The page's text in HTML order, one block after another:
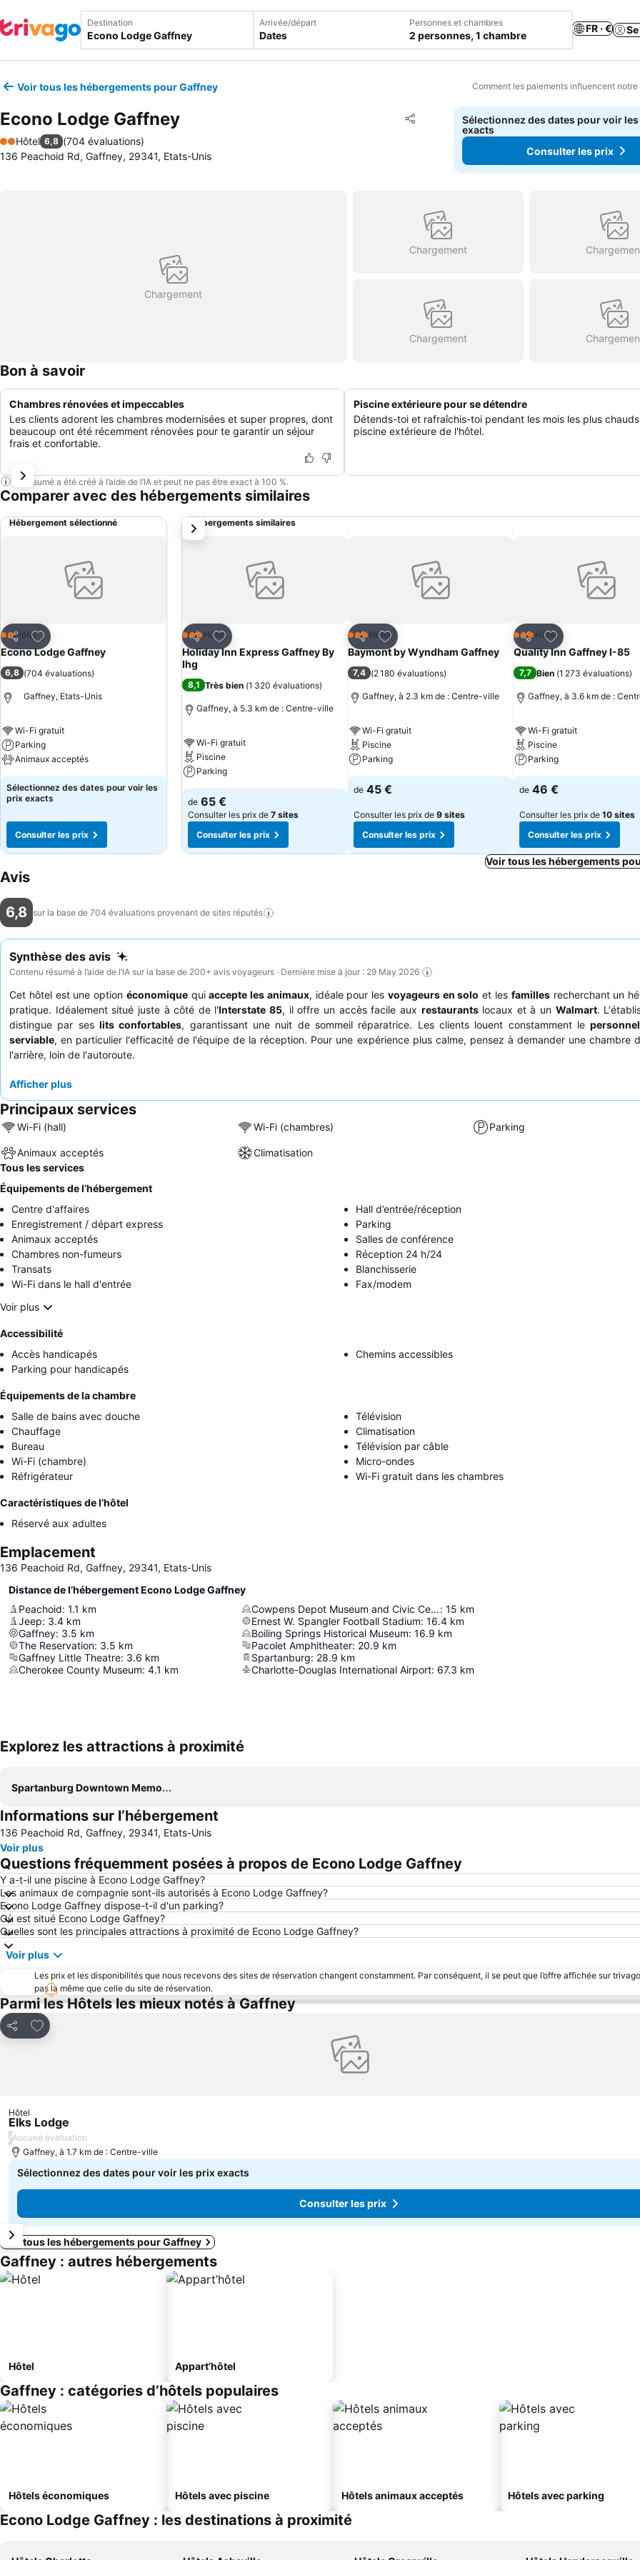
Destination Arrivée/départ
Dates
Personnes et chambres
2 personnes, 1 chambre
FR · €
Voir tous les hébergements pour Gaffney Comment les paiements influencent
Econo Lodge Gaffney Partager
Ajouter à mes favoris
2 Étoiles
Hôtel 6,8 (704 évaluations)
136 Peachoid Rd, Gaffney, 29341, Etats-Unis
Sélectionnez des dates pour voir
exacts
Consulter les prix
Chargement
Chargement
Chargement
Bon à savoir
Chambres rénovées et impeccables
Les clients adorent les chambres modernisées et super propres, dont
beaucoup ont été récemment rénovées pour te garantir un séjour
frais et confortable.
Piscine extérieure pour se détendre
Détends-toi et rafraîchis-toi pendant les mois les plus
piscine extérieure de l'hôtel.
Ce résumé a été créé à l’aide de l’IA et peut ne pas être exact à 100 %.
Comparer avec des hébergements similaires
Hébergement sélectionné
Partager
Ajouter à mes favoris
2 Étoiles
Hôtel
Econo Lodge Gaffney
6,8 (704 évaluations)
Gaffney, Etats-Unis
Wi-Fi gratuit
Parking
Animaux acceptés
Sélectionnez des dates pour voir les
prix exacts
Consulter les prix
Hébergements similaires
Partager
Ajouter à mes favoris
3 ÉtoilesHôtel
Holiday Inn Express Gaffney By
Ihg
8,1 Très bien (1 320 évaluations)
Gaffney, à 5.3 km de : Centre-ville
Wi-Fi gratuit
Piscine
Parking
de 65 €
Consulter les prix de 7 sites
Consulter les prix
Partager
Ajouter à mes favoris
3 ÉtoilesHôtel
Baymont by Wyndham Gaffney
7,4 (2 180 évaluations)
Gaffney, à 2.3 km de : Centre-ville
Wi-Fi gratuit
Piscine
Parking
de 45 €
Consulter les prix de 9 sites
Consulter les prix
Partager
Ajouter à mes
3 ÉtoilesHôtel
Quality Inn Gaffney I-85
7,7 Bien (1 273 évaluations)
Gaffney, à 3.6 km de :
Wi-Fi gratuit
Piscine
Parking
de 46 €
Consulter les prix de 10 sites
Consulter les prix
suivant
Voir tous les hébergements
Avis
6,8 sur la base de 704 évaluations provenant de sites réputés
Synthèse des avis
Contenu résumé à l’aide de l’IA sur la base de 200+ avis voyageurs · Dernière mise à jour : 29 May 2026
Cet hôtel est une option économiquequiaccepte les animaux, idéale pour les voyageurs en solo et les famillesrecherchant un
pratique. Idéalement situé juste à côté de l'Interstate 85, il offre un accès facile aux restaurantslocaux et à un Walmart.
distingue par ses lits confortables, garantissant une nuit de sommeil réparatrice. Les clients louent constamment le
serviable, en particulier l'efficacité de l'équipe de la réception. Pour une expérience plus calme, pensez à demander une chambre
l'arrière, loin de l'autoroute.
Afficher plus
Principaux services
Wi-Fi (hall) Wi-Fi (chambres) Parking
Animaux acceptés
Climatisation
Tous les services
Équipements de l’hébergement
Centre d'affaires
Hall d’entrée/réception
Enregistrement / départ express
Parking
Animaux acceptés
Salles de conférence
Chambres non-fumeurs
Réception 24 h/24
Transats
Blanchisserie
Wi-Fi dans le hall d'entrée
Fax/modem
Voir plus
Accessibilité
Accès handicapés
Chemins accessibles
Parking pour handicapés
Équipements de la chambre
Salle de bains avec douche
Télévision
Chauffage
Climatisation
Bureau
Télévision par câble
Wi-Fi (chambre)
Micro-ondes
Réfrigérateur
Wi-Fi gratuit dans les chambres
Caractéristiques de l’hôtel
Réservé aux adultes
Emplacement
136 Peachoid Rd, Gaffney, 29341, Etats-Unis
Distance de l’hébergement Econo Lodge Gaffney
Peachoid: 1.1 km
Jeep: 3.4 km
Gaffney: 3.5 km
The Reservation: 3.5 km
Gaffney Little Theatre: 3.6 km
Cherokee County Museum: 4.1 km
Cowpens Depot Museum and Civic Center: 15 km
Ernest W. Spangler Football Stadium: 16.4 km
Boiling Springs Historical Museum: 16.9 km
Pacolet Amphitheater: 20.9 km
Spartanburg: 28.9 km
Charlotte-Douglas International Airport: 67.3 km
Explorez les attractions à proximité
Spartanburg Downtown Memorial Airport
Informations sur l’hébergement
136 Peachoid Rd, Gaffney, 29341, Etats-Unis
Voir plus
Questions fréquemment posées à propos de Econo Lodge Gaffney
Y a-t-il une piscine à Econo Lodge Gaffney?
Les animaux de compagnie sont-ils autorisés à Econo Lodge Gaffney?
Econo Lodge Gaffney dispose-t-il d'un parking?
Où est situé Econo Lodge Gaffney?
Quelles sont les principales attractions à proximité de Econo Lodge Gaffney?
Voir plus
Les prix et les disponibilités que nous recevons des sites de réservation changent constamment. Par conséquent, il se peut que l’offre affichée sur
pas la même que celle du site de réservation.
Parmi les Hôtels les mieux notés à Gaffney
Partager
Ajouter à mes favoris
Hôtel
Elks Lodge
/Aucune évaluation
Gaffney, à 1.7 km de : Centre-ville
Sélectionnez des dates pour voir les prix exacts
Consulter les prix
Voir tous les hébergements pour Gaffney
Gaffney : autres hébergements
Hôtel Appart’hôtel
Gaffney : catégories d’hôtels populaires
Hôtels économiques Hôtels avec piscine Hôtels animaux acceptés Hôtels avec parking
Econo Lodge Gaffney : les destinations à proximité